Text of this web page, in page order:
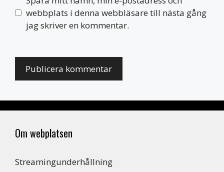
webbplats i denna webbläsare till nästa gång
jag skriver en kommentar.
Om webplatsen
Streamingunderhållning